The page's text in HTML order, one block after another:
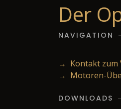
Der
NAVIGATION
→ Kontakt zum
→ Motoren-
DOWNLOADS